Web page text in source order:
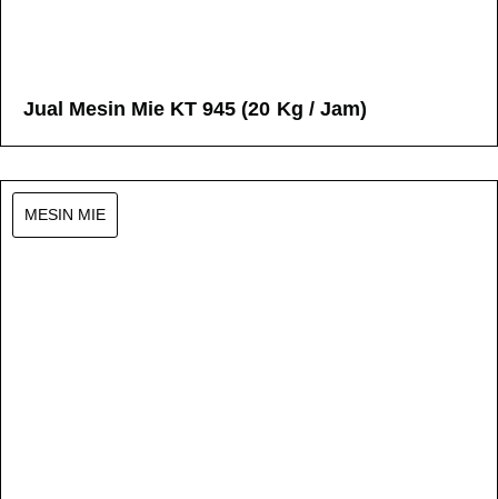
Jual Mesin Mie KT 945 (20 Kg / Jam)
MESIN MIE